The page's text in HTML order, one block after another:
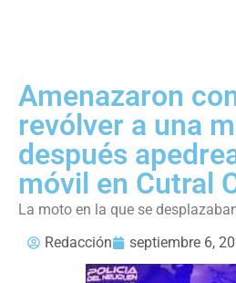
Amenazaron
revólver a una
después
móvil en Cutral
La moto en la que se
Redacción
septiembre 6,